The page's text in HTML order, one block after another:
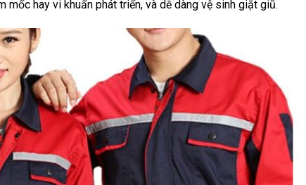
mốc hay vi khuẩn phát triển, và dễ dàng vệ sinh giặt giũ.